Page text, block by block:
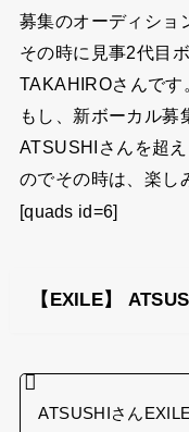
募集のオーディショ
その時に見事2代目
TAKAHIROさんです
もし、新ボーカル募
ATSUSHIさんを超
のでその時は、楽し
[quads id=6]
【EXILE】
ATSUSHIさん